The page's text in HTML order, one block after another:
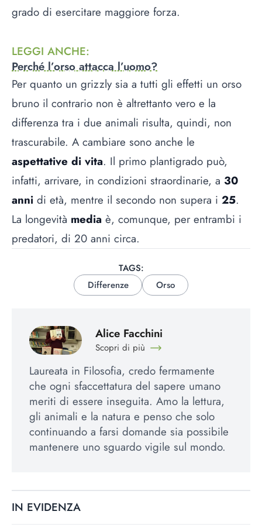
grado di esercitare maggiore forza.
LEGGI ANCHE:
Perché l’orso attacca l’uomo?
Per quanto un grizzly sia a tutti gli effetti un orso
bruno il contrario non è altrettanto vero e la
differenza tra i due animali risulta, quindi, non
trascurabile. A cambiare sono anche le
aspettative di vita. Il primo plantigrado può,
infatti, arrivare, in condizioni straordinarie, a 30
anni di età, mentre il secondo non supera i 25.
La longevità media è, comunque, per entrambi i
predatori, di 20 anni circa.
TAGS:
Differenze
Orso
Alice Facchini
Scopri di più
Laureata in Filosofia, credo fermamente
che ogni sfaccettatura del sapere umano
meriti di essere inseguita. Amo la lettura,
gli animali e la natura e penso che solo
continuando a farsi domande sia possibile
mantenere uno sguardo vigile sul mondo.
IN EVIDENZA